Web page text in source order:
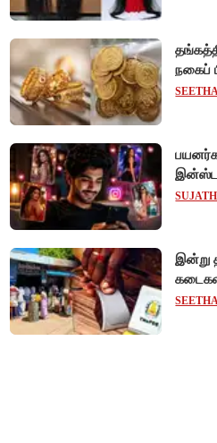
நகைப்
SEETHA
இன்று
சிறப்பு
SEETHA